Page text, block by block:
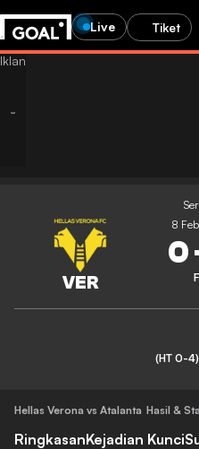
Live Tiket
8
0
(HT 0-4)
Hellas Verona vs Atalanta Hasil &
RingkasanKejadian Kunci